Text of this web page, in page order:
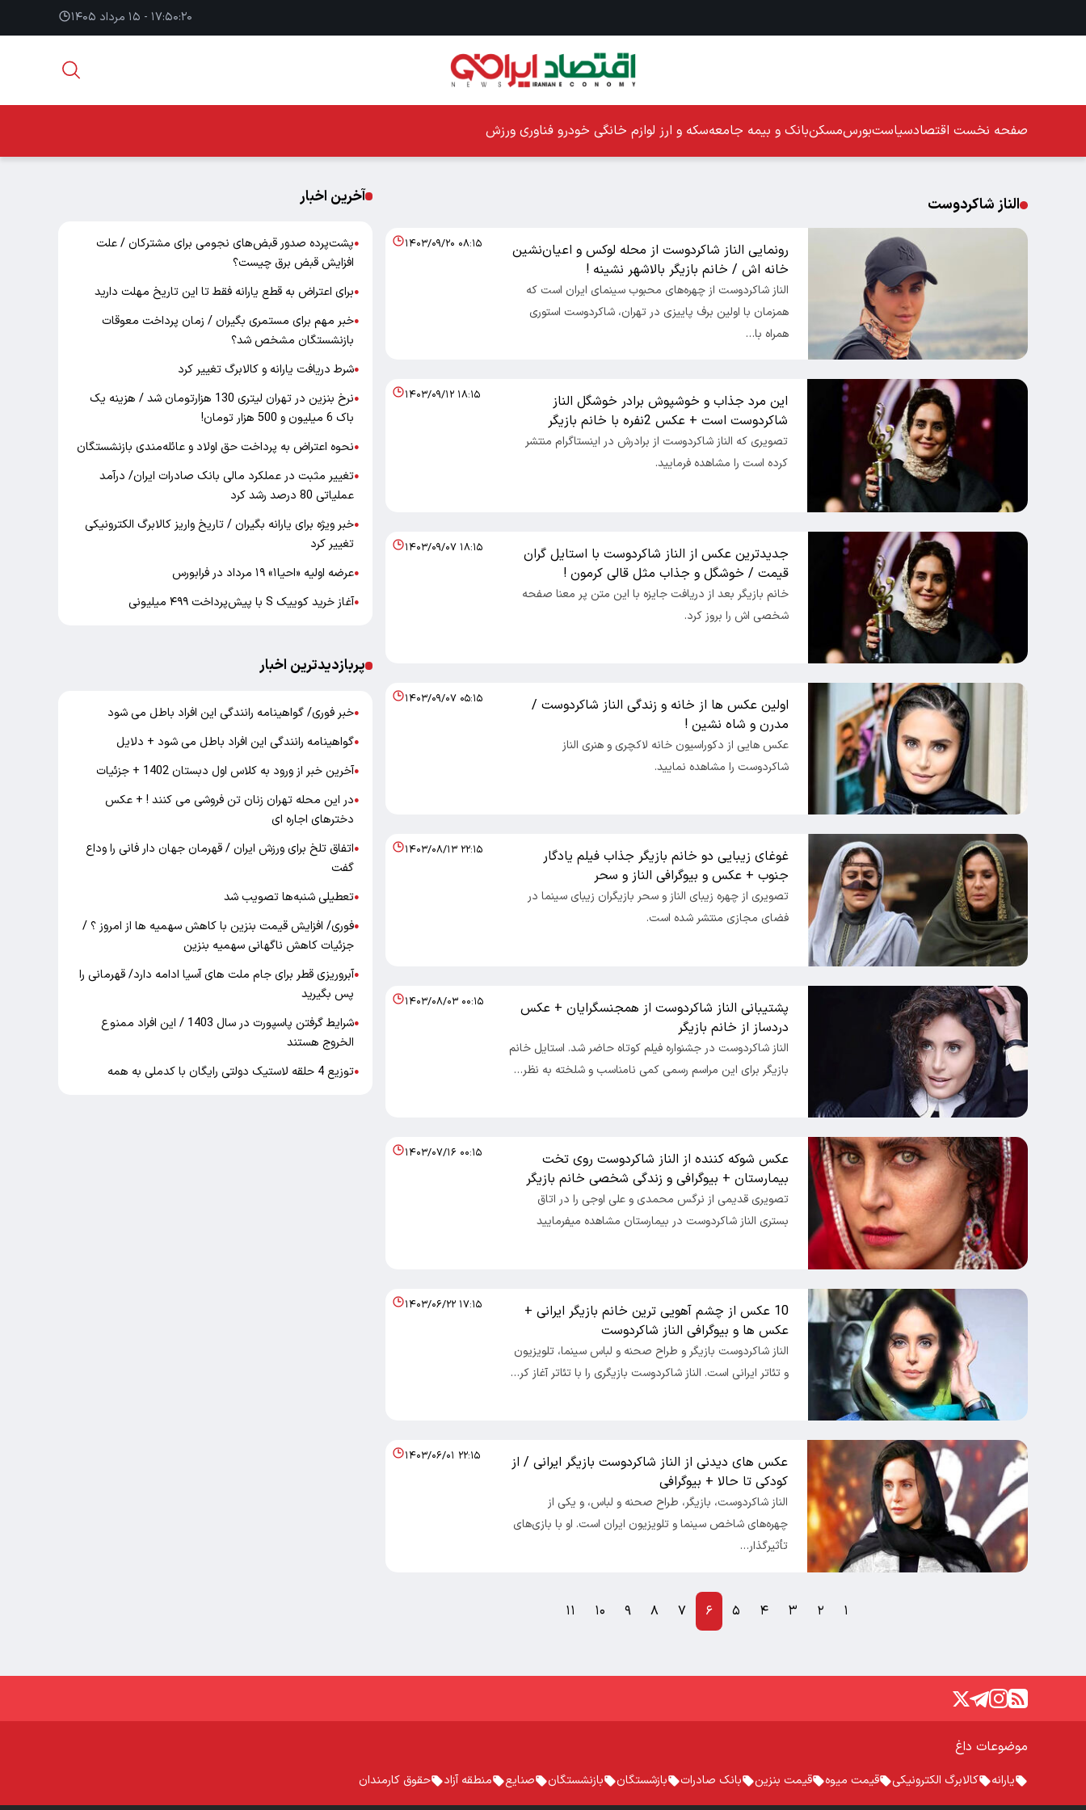
۱۷:۵۰:۲۱ - ۱۵ مرداد ۱۴۰۵
صفحه نخست اقتصادسیاستبورسمسکنبانک و بیمه جامعهسکه و ارز لوازم خانگی خودرو فناوری ورزش
الناز شاکردوست
رونمایی الناز شاکردوست از محله لوکس و اعیان‌نشین
خانه اش / خانم بازیگر بالاشهر نشینه !
الناز شاکردوست از چهره‌های محبوب سینمای ایران است که
همزمان با اولین برف پاییزی در تهران، شاکردوست استوری
همراه با…
۱۴۰۳/۰۹/۲۰ ۰۸:۱۵
این مرد جذاب و خوشپوش برادر خوشگل الناز
شاکردوست است + عکس 2نفره با خانم بازیگر
تصویری که الناز شاکردوست از برادرش در اینستاگرام منتشر
کرده است را مشاهده فرمایید.
۱۴۰۳/۰۹/۱۲ ۱۸:۱۵
جدیدترین عکس از الناز شاکردوست با استایل گران
قیمت / خوشگل و جذاب مثل قالی کرمون !
خانم بازیگر بعد از دریافت جایزه با این متن پر معنا صفحه
شخصی اش را بروز کرد.
۱۴۰۳/۰۹/۰۷ ۱۸:۱۵
اولین عکس ها از خانه و زندگی الناز شاکردوست /
مدرن و شاه نشین !
عکس هایی از دکوراسیون خانه لاکچری و هنری الناز
شاکردوست را مشاهده نمایید.
۱۴۰۳/۰۹/۰۷ ۰۵:۱۵
غوغای زیبایی دو خانم بازیگر جذاب فیلم یادگار
جنوب + عکس و بیوگرافی الناز و سحر
تصویری از چهره زیبای الناز و سحر بازیگران زیبای سینما در
فضای مجازی منتشر شده است.
۱۴۰۳/۰۸/۱۳ ۲۲:۱۵
پشتیبانی الناز شاکردوست از همجنسگرایان + عکس
دردساز از خانم بازیگر
الناز شاکردوست در جشنواره فیلم کوتاه حاضر شد. استایل خانم
بازیگر برای این مراسم رسمی کمی نامناسب و شلخته به نظر…
۱۴۰۳/۰۸/۰۳ ۰۰:۱۵
عکس شوکه کننده از الناز شاکردوست روی تخت
بیمارستان + بیوگرافی و زندگی شخصی خانم بازیگر
تصویری قدیمی از نرگس محمدی و علی اوجی را در اتاق
بستری الناز شاکردوست در بیمارستان مشاهده میفرمایید
۱۴۰۳/۰۷/۱۶ ۰۰:۱۵
10 عکس از چشم آهویی ترین خانم بازیگر ایرانی +
عکس ها و بیوگرافی الناز شاکردوست
الناز شاکردوست بازیگر و طراح صحنه و لباس سینما، تلویزیون
و تئاتر ایرانی است. الناز شاکردوست بازیگری را با تئاتر آغاز کر…
۱۴۰۳/۰۶/۲۲ ۱۷:۱۵
عکس های دیدنی از الناز شاکردوست بازیگر ایرانی / از
کودکی تا حالا + بیوگرافی
الناز شاکردوست، بازیگر، طراح صحنه و لباس، و یکی از
چهره‌های شاخص سینما و تلویزیون ایران است. او با بازی‌های
تأثیرگذار…
۱۴۰۳/۰۶/۰۱ ۲۲:۱۵
۱ ۲ ۳ ۴ ۵ ۶ ۷ ۸ ۹ ۱۰ ۱۱
آخرین اخبار
●پشت‌پرده صدور قبض‌های نجومی برای مشترکان / علت
افزایش قبض برق چیست؟
●برای اعتراض به قطع یارانه فقط تا این تاریخ مهلت دارید
●خبر مهم برای مستمری بگیران / زمان پرداخت معوقات
بازنشستگان مشخص شد؟
●شرط دریافت یارانه و کالابرگ تغییر کرد
●
نرخ بنزین در تهران لیتری 130 هزارتومان شد / هزینه یک
باک 6 میلیون و 500 هزار تومان!
●نحوه اعتراض به پرداخت حق اولاد و عائله‌مندی بازنشستگان
●تغییر مثبت در عملکرد مالی بانک صادرات ایران/ درآمد
عملیاتی 80 درصد رشد کرد
●خبر ویژه برای یارانه بگیران / تاریخ واریز کالابرگ الکترونیکی
تغییر کرد
●عرضه اولیه «احیا۱» ۱۹ مرداد در فرابورس
●آغاز خرید کوییک S با پیش‌پرداخت ۴۹۹ میلیونی
پربازدیدترین اخبار
●خبر فوری/ گواهینامه رانندگی این افراد باطل می شود
●گواهینامه رانندگی این افراد باطل می شود + دلایل
●آخرین خبر از ورود به کلاس اول دبستان 1402 + جزئیات
●در این محله تهران زنان تن فروشی می کنند ! + عکس
دخترهای اجاره ای
●اتفاق تلخ برای ورزش ایران / قهرمان جهان دار فانی را وداع
گفت
●تعطیلی شنبه‌ها تصویب شد
●فوری/ افزایش قیمت بنزین با کاهش سهمیه ها از امروز ؟ /
جزئیات کاهش ناگهانی سهمیه بنزین
●آبروریزی قطر برای جام ملت های آسیا ادامه دارد/ قهرمانی را
پس بگیرید
●
شرایط گرفتن پاسپورت در سال 1403 / این افراد ممنوع
الخروج هستند
●توزیع 4 حلقه لاستیک دولتی رایگان با کدملی به همه
موضوعات داغ
یارانه کالابرگ الکترونیکی قیمت میوه قیمت بنزین بانک صادرات بازشستگان بازنشستگان صنایع منطقه آزاد حقوق کارمندان